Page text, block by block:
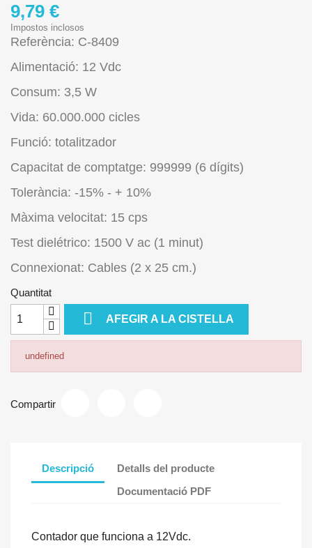
9,79 €
Impostos inclosos
Referència: C-8409
Alimentació: 12 Vdc
Consum: 3,5 W
Vida: 60.000.000 cicles
Funció: totalitzador
Capacitat de comptatge: 999999 (6 dígits)
Tolerància: -15% - + 10%
Màxima velocitat: 15 cps
Test dielétrico: 1500 V ac (1 minut)
Connexionat: Cables (2 x 25 cm.)
Quantitat
 AFEGIR A LA CISTELLA
undefined
Compartir
Descripció
Detalls del producte
Documentació PDF
Contador que funciona a 12Vdc.